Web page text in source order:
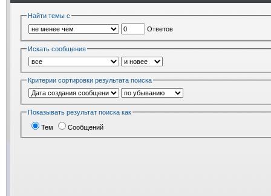
Найти темы с
Ответов
Искать сообщения
Критерии сортировки результата поиска
Показывать результат поиска как
Тем Сообщений